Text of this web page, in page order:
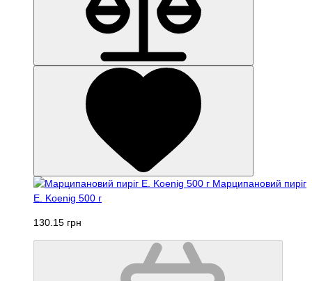
Марципановий пиріг
E. Koenig 500 г
130.15 грн